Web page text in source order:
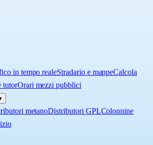
in tempo realeStradario e mappeCalcola
tutorOrari mezzi pubblici
metanoDistributori GPLColonnine